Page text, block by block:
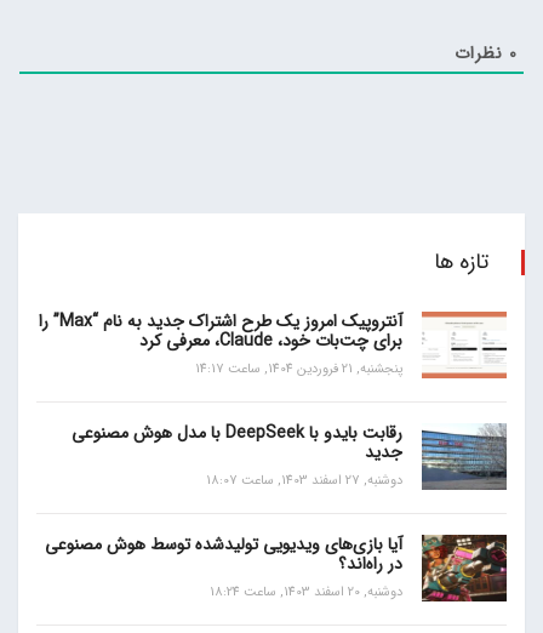
0 نظرات
تازه ها
آنتروپیک امروز یک طرح اشتراک جدید به نام “Max” را
برای چت‌بات خود، Claude، معرفی کرد
پنجشنبه, 21 فروردین 1404, ساعت 14:17
رقابت بایدو با DeepSeek با مدل هوش مصنوعی
جدید
دوشنبه, 27 اسفند 1403, ساعت 18:07
آیا بازی‌های ویدیویی تولیدشده توسط هوش مصنوعی
در راه‌اند؟
دوشنبه, 20 اسفند 1403, ساعت 18:24